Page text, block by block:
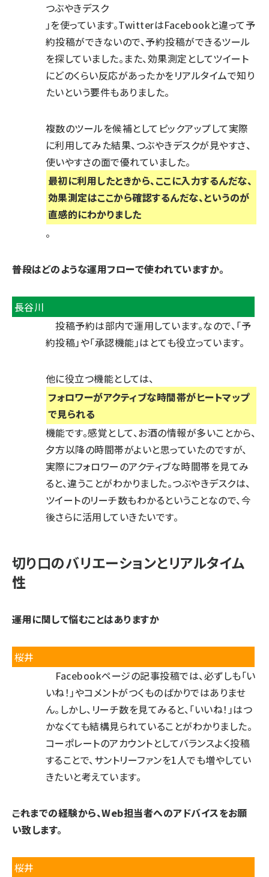
つぶやきデスク
」を使っています。TwitterはFacebookと違って予
約投稿ができないので、予約投稿ができるツール
を探していました。また、効果測定としてツイート
にどのくらい反応があったかをリアルタイムで知り
たいという要件もありました。
複数のツールを候補としてピックアップして実際
に利用してみた結果、つぶやきデスクが見やすさ、
使いやすさの面で優れていました。
最初に利用したときから、ここに入力するんだな、
効果測定はここから確認するんだな、というのが
直感的にわかりました
。
――普段はどのような運用フローで使われていますか。
長谷川
投稿予約は部内で運用しています。なので、「予
約投稿」や「承認機能」はとても役立っています。
他に役立つ機能としては、
フォロワーがアクティブな時間帯がヒートマップ
で見られる
機能です。感覚として、お酒の情報が多いことから、
夕方以降の時間帯がよいと思っていたのですが、
実際にフォロワーのアクティブな時間帯を見てみ
ると、違うことがわかりました。つぶやきデスクは、
ツイートのリーチ数もわかるということなので、今
後さらに活用していきたいです。
切り口のバリエーションとリアルタイム
性
――運用に関して悩むことはありますか
桜井
Facebookページの記事投稿では、必ずしも「い
いね！」やコメントがつくものばかりではありませ
ん。しかし、リーチ数を見てみると、「いいね！」はつ
かなくても結構見られていることがわかりました。
コーポレートのアカウントとしてバランスよく投稿
することで、サントリーファンを1人でも増やしてい
きたいと考えています。
――これまでの経験から、Web担当者へのアドバイスをお願
い致します。
桜井